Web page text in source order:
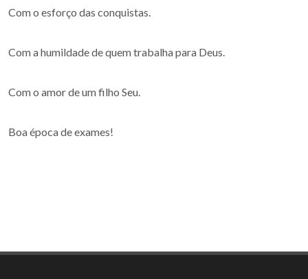
Com o esforço das conquistas.
Com a humildade de quem trabalha para Deus.
Com o amor de um filho Seu.
Boa época de exames!